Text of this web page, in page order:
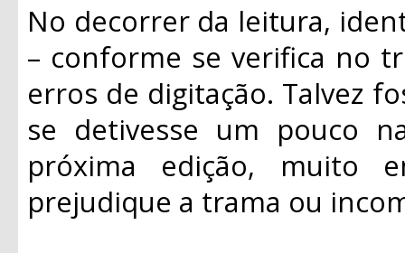
No decorrer da leitura,
– conforme se verifica no
erros de digitação. Talvez
se detivesse um pouco
próxima edição, muito
prejudique a trama ou